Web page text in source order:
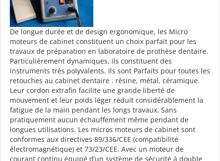
De longue durée et de design ergonomique, les Micro
moteurs de cabinet constituent un choix parfait pour les
travaux de préparation en laboratoire de prothèse dentaire.
Particulièrement dynamiques, ils constituent des
instruments très polyvalents. Ils sont Parfaits pour toutes les
retouches au cabinet dentaire : résine, métal, céramique.
Leur cordon extrafin facilite une grande liberté de
mouvement et leur poids léger réduit considérablement la
fatigue de la main pendant les longs travaux. Sans
pratiquement aucun échauffement même pendant de
longues utilisations. Les micros moteurs de cabinet sont
conformes aux directives 89/336/CEE (compatibilité
électromagnétique) et 73/23/CEE. Avec un moteur de
courant continu équipé d’un système de sécurité à double